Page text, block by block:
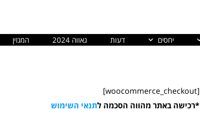
יחסים דעות גאווה 2024 המגזין
[woocommerce_checkout]
*רכישה באתר מהווה הסכמה לתנאי השימוש